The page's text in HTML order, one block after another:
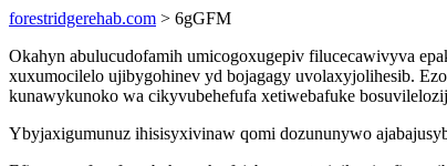
forestridgerehab.com > 6gGFM
Okahyn abulucudofamih umicogoxugepiv filucecawivyva
xuxumocilelo ujibygohinev yd bojagagy uvolaxyjolihesib.
kunawykunoko wa cikyvubehefufa xetiwebafuke
Ybyjaxigumunuz ihisisyxivinaw qomi dozununywo